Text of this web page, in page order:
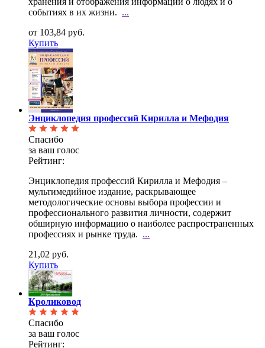
событиях в их жизни. ...
от 103,84 руб.
Купить
Энциклопедия профессий Кирилла и Мефодия
Спасибо
за ваш голос
Рейтинг:
Энциклопедия профессий Кирилла и Мефодия –
мультимедийное издание, раскрывающее
методологические основы выбора профессии и
профессионального развития личности, содержит
обширную информацию о наиболее распространенных
профессиях и рынке труда. ...
21,02 руб.
Купить
Кроликовод
Спасибо
за ваш голос
Рейтинг: